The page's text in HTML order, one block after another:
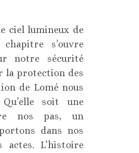
ciel lumineux de
s’ouvre
notre sécurité
la protection des
de Lomé nous
soit une
nos pas, un
dans nos
L’histoire